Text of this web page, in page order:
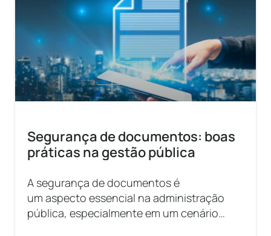
Segurança de documentos: boas
práticas na gestão pública
A segurança de documentos é
um aspecto essencial na administração
pública, especialmente em um cenário